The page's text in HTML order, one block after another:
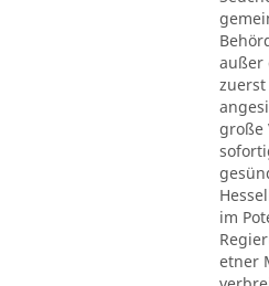
außer
große
im
etner